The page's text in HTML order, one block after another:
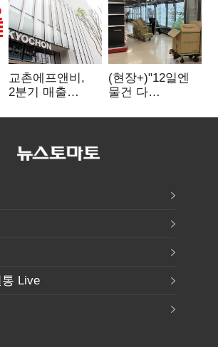
교촌에프앤비,
2분기 매출
전년보다 4.9%↑
(현장+)"12일엔
물건 다
매대 채우며 문
Live